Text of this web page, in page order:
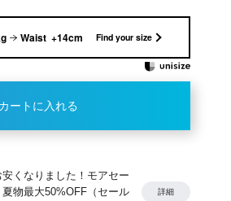
Waist +14cm Find your size
カートに入れる
安くなりました！モアセー
夏物最大50%OFF（セール
詳細